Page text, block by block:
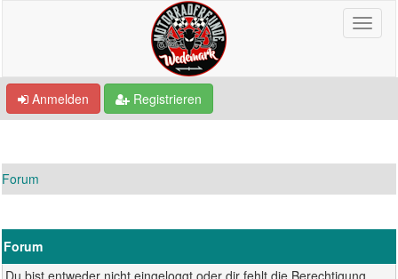
Anmelden Registrieren
Forum
Forum
Du bist entweder nicht eingeloggt oder dir fehlt die Berechtigung,